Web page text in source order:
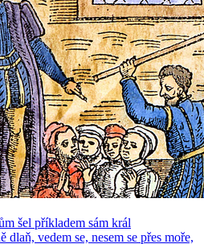
šel příkladem sám král
dlaň, vedem se, nesem se přes moře,